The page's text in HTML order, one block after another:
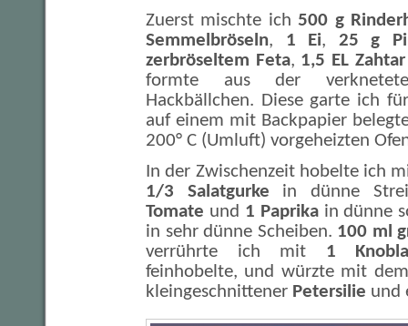
Zuerst mischte ich500 g
Semmelbröseln, 1 Ei, 25 g
zerbröseltem Feta, 1,5 EL Zahtar
formte aus der
Hackbällchen. Diese garte ich
auf einem mit Backpapier
200° C (Umluft) vorgeheizten
In der Zwischenzeit hobelte ich
1/3 Salatgurke in dünne
Tomate und 1 Paprikain dünne
in sehr dünne Scheiben. 100 ml
verrührte ich mit 1
feinhobelte, und würzte mit
kleingeschnittener Petersilie und